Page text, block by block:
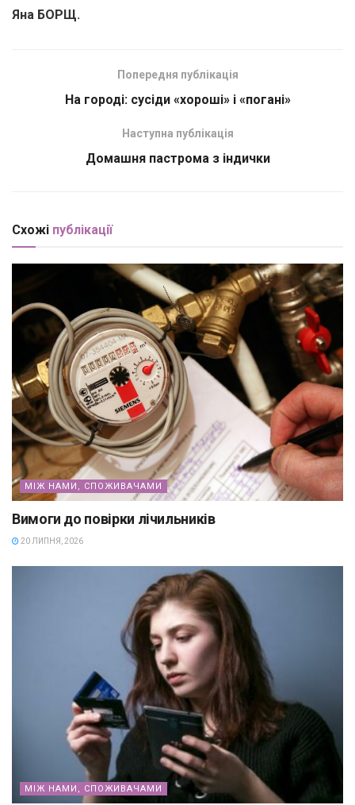
Яна БОРЩ.
Попередня публікація
На городі: сусіди «хороші» і «погані»
Наступна публікація
Домашня пастрома з індички
Схожі публікації
МІЖ НАМИ, СПОЖИВАЧАМИ
Вимоги до повірки лічильників
20 ЛИПНЯ, 2026
МІЖ НАМИ, СПОЖИВАЧАМИ